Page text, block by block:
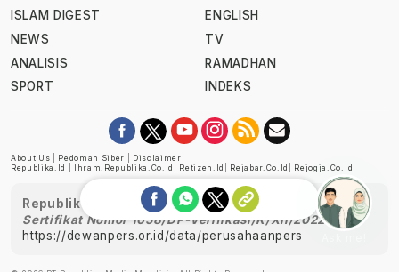
ISLAM DIGEST
NEWS
ANALISIS
SPORT
ENGLISH
TV
RAMADHAN
INDEKS
About Us Pedoman Siber
Disclaimer
Republika.id
Ihram.republika.co.id Retizen.id Rejabar.co.id Rejogja.co.id
Republika telah diverifikasi oleh Dewan Pers
Sertifikat Nomor 1058/DP-Verifikasi/K/XII/2022
https://dewanpers.or.id/data/perusahaanpers